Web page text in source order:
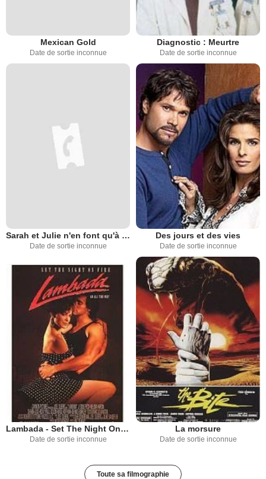
Mexican Gold
Date de sortie inconnue
Diagnostic : Meurtre
Date de sortie inconnue
Sarah et Julie n'en font qu'à leur tête
Date de sortie inconnue
Des jours et des vies
Date de sortie inconnue
Lambada - Set The Night On Fire
Date de sortie inconnue
La morsure
Date de sortie inconnue
Toute sa filmographie